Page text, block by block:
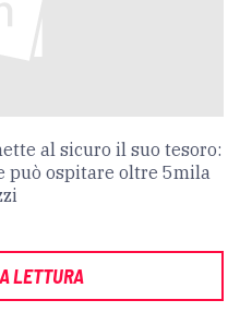
al sicuro il suo tesoro:
può ospitare oltre 5mila
LETTURA